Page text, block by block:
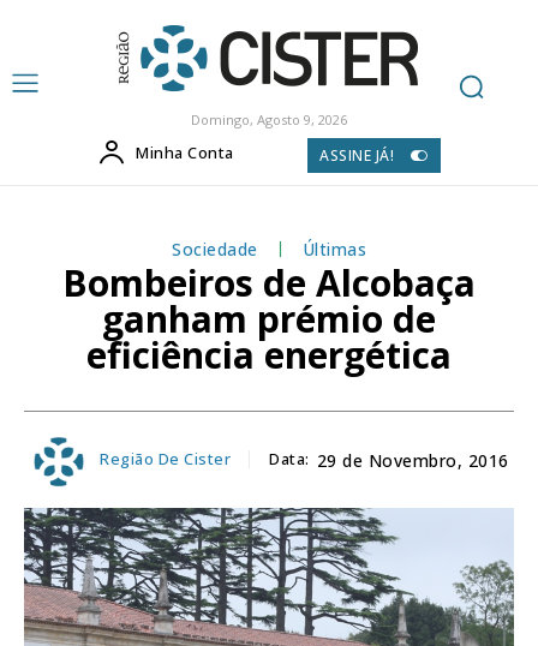
Domingo, Agosto 9, 2026
Minha Conta ASSINE JÁ!
Sociedade Últimas
Bombeiros de Alcobaça
ganham prémio de
eficiência energética
Região De Cister Data: 29 de Novembro, 2016